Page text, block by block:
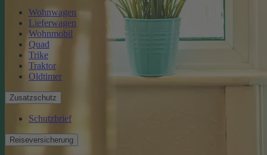
Wohnwagen
Lieferwagen
Wohnmobil
Quad
Trike
Traktor
Oldtimer
Zusatzschutz
Schutzbrief
Reiseversicherung